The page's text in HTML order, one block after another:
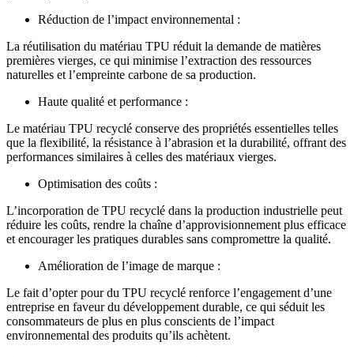
Réduction de l’impact environnemental :
La réutilisation du matériau TPU réduit la demande de matières
premières vierges, ce qui minimise l’extraction des ressources
naturelles et l’empreinte carbone de sa production.
Haute qualité et performance :
Le matériau TPU recyclé conserve des propriétés essentielles telles
que la flexibilité, la résistance à l’abrasion et la durabilité, offrant des
performances similaires à celles des matériaux vierges.
Optimisation des coûts :
L’incorporation de TPU recyclé dans la production industrielle peut
réduire les coûts, rendre la chaîne d’approvisionnement plus efficace
et encourager les pratiques durables sans compromettre la qualité.
Amélioration de l’image de marque :
Le fait d’opter pour du TPU recyclé renforce l’engagement d’une
entreprise en faveur du développement durable, ce qui séduit les
consommateurs de plus en plus conscients de l’impact
environnemental des produits qu’ils achètent.